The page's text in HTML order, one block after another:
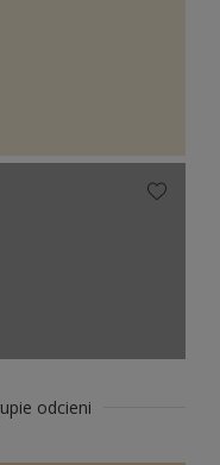
odcieni